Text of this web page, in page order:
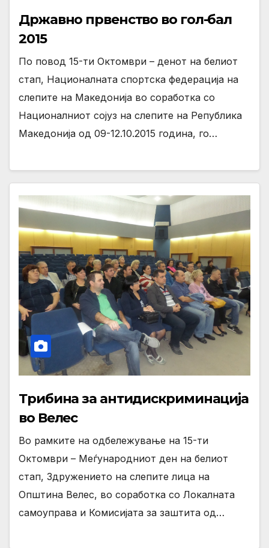
Државно првенство во гол-бал
2015
По повод 15-ти Октомври – денот на белиот
стап, Националната спортска федерација на
слепите на Македонија во соработка со
Националниот сојуз на слепите на Република
Македонија од 09-12.10.2015 година, го…
Трибина за антидискриминација
во Велес
Во рамките на одбележување на 15-ти
Октомври – Меѓународниот ден на белиот
стап, Здружението на слепите лица на
Општина Велес, во соработка со Локалната
самоуправа и Комисијата за заштита од…